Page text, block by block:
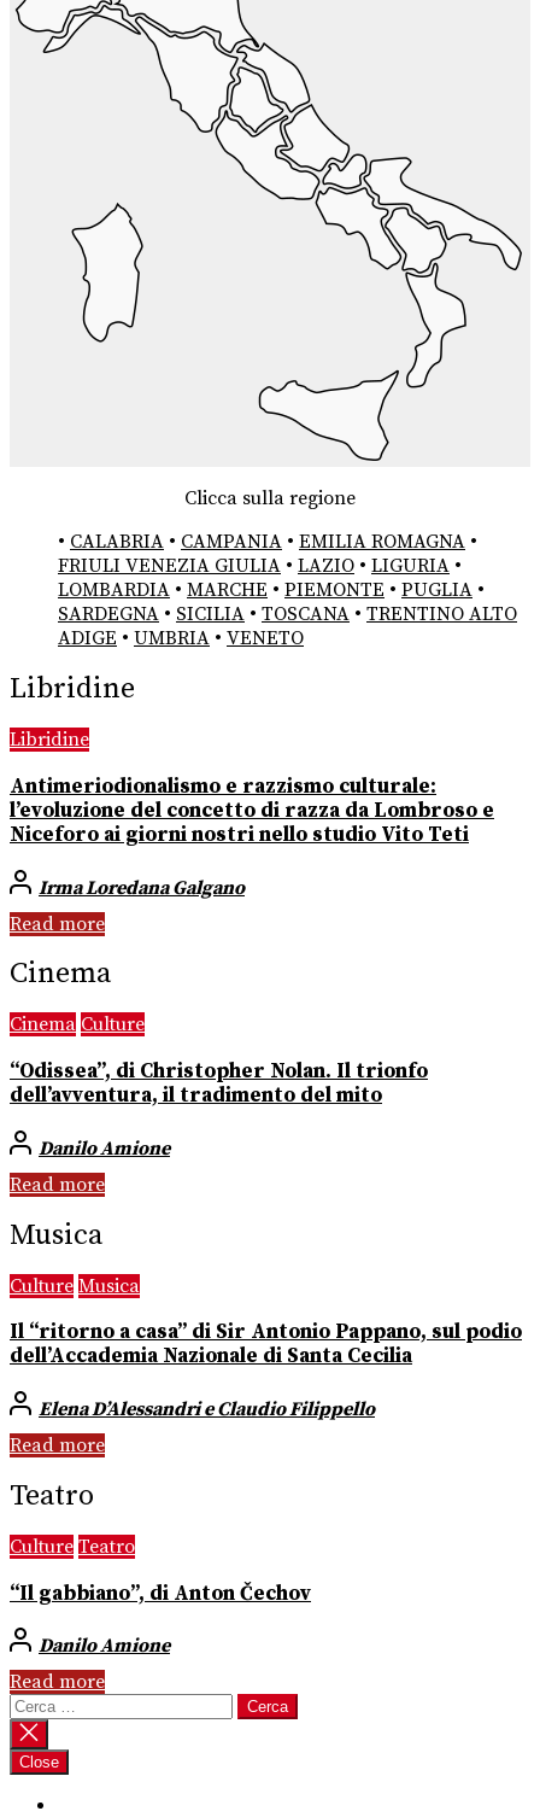
Clicca sulla regione
• CALABRIA • CAMPANIA • EMILIA ROMAGNA •
FRIULI VENEZIA GIULIA • LAZIO • LIGURIA •
LOMBARDIA • MARCHE • PIEMONTE • PUGLIA •
SARDEGNA • SICILIA • TOSCANA • TRENTINO ALTO
ADIGE • UMBRIA • VENETO
Libridine
Libridine
Antimeriodionalismo e razzismo culturale:
l’evoluzione del concetto di razza da Lombroso e
Niceforo ai giorni nostri nello studio Vito Teti
Irma Loredana Galgano
Read more
Cinema
Cinema Culture
“Odissea”, di Christopher Nolan. Il trionfo
dell’avventura, il tradimento del mito
Danilo Amione
Read more
Musica
Culture Musica
Il “ritorno a casa” di Sir Antonio Pappano, sul podio
dell’Accademia Nazionale di Santa Cecilia
Elena D’Alessandri e Claudio Filippello
Read more
Teatro
Culture Teatro
“Il gabbiano”, di Anton Čechov
Danilo Amione
Read more
Ricerca
per:
Close